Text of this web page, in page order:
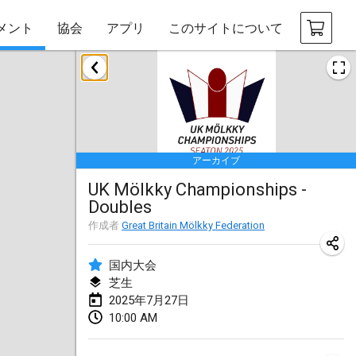
ント 協会 アプリ このサイトについて
アーカイブ
UK Mölkky Championships -
Doubles
作成者 Great Britain Mölkky Federation
国内大会
芝生
2025年7月27日
10:00 AM
2025年1月
Tournoi Mixte ASPTTOM
2025年1月18日|フランス
Indoor Polish Open 2025 - Singles
2025年1月18日|ポーランド
Tournoi de St Max
2025年1月19日|フランス
2025年1月19日
Tournoi de Mölkky - Lesfous Dubâtonvaigeois